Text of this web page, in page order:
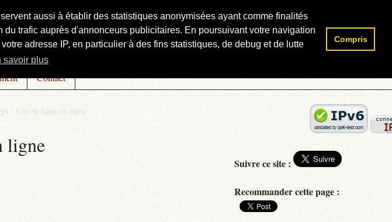
aussi à établir des statistiques anonymisées ayant comme finalités
trafic auprès d'annonceurs publicitaires. En poursuivant votre navigation
adresse IP, en particulier à des fins statistiques, de debug et de lutte
savoir plus
Compris
Contact
gx - Lire le ligne en ligne
ligne
Rechercher :
Suivre ce site :
Recommander cette page :